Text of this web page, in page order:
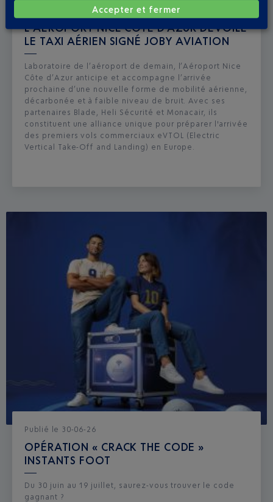
01-07-26
L’AÉROPORT NICE CÔTE D'AZUR DÉVOILE
LE TAXI AÉRIEN SIGNÉ JOBY AVIATION
Laboratoire de l’aéroport de demain, l’Aéroport Nice
Côte d’Azur anticipe et accompagne l’arrivée
prochaine d’une nouvelle forme de mobilité aérienne,
décarbonée et à faible niveau de bruit. Avec ses
partenaires Blade, Heli Sécurité et Monacair, ils
constituent une alliance unique pour préparer l'arrivée
des premiers vols commerciaux eVTOL (Electric
Vertical Take-Off and Landing) en Europe.
Publié le 30-06-26
OPÉRATION « CRACK THE CODE »
INSTANTS FOOT
Du 30 juin au 19 juillet, saurez-vous trouver le code
gagnant ?
Accepter et fermer